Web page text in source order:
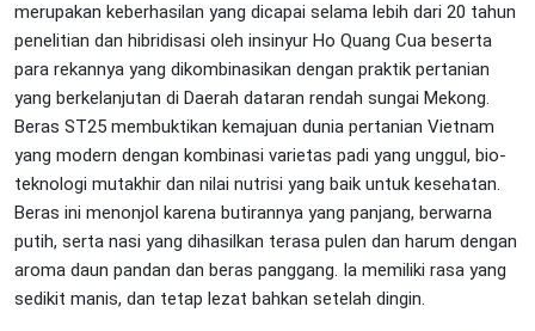
merupakan keberhasilan yang dicapai selama lebih dari 20 tahun
penelitian dan hibridisasi oleh insinyur Ho Quang Cua beserta
para rekannya yang dikombinasikan dengan praktik pertanian
yang berkelanjutan di Daerah dataran rendah sungai Mekong.
Beras ST25 membuktikan kemajuan dunia pertanian Vietnam
yang modern dengan kombinasi varietas padi yang unggul, bio-
teknologi mutakhir dan nilai nutrisi yang baik untuk kesehatan.
Beras ini menonjol karena butirannya yang panjang, berwarna
putih, serta nasi yang dihasilkan terasa pulen dan harum dengan
aroma daun pandan dan beras panggang. Ia memiliki rasa yang
sedikit manis, dan tetap lezat bahkan setelah dingin.